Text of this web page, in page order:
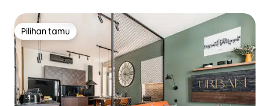
Pilihan tamu
Pilihan tamu